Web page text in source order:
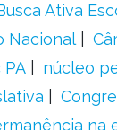
Ativa
Nacional
PA núcleo
na